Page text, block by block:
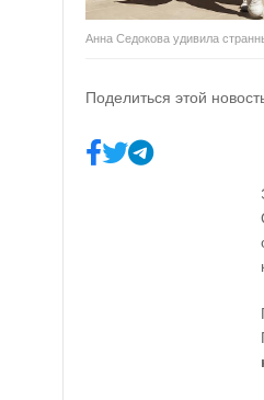
Анна Седокова удивила
Поделиться этой